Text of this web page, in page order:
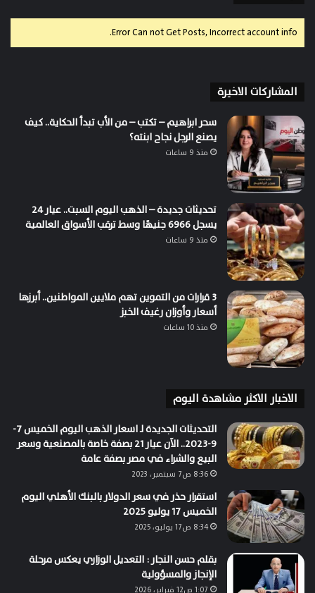
Error Can not Get Posts, Incorrect account info.
المشاركات الاخيرة
سحر ابراهيم – تكتب – من الأب تبدأ الحكاية.. كيف
يصنع الرجل نجاح ابنته؟
منذ 9 ساعات
تحديثات جديدة – الذهب اليوم السبت.. عيار 24
يسجل 6966 جنيهًا وسط ترقب الأسواق العالمية
منذ 9 ساعات
3 قرارات من التموين تهم ملايين المواطنين.. أبرزها
أسعار وأوزان رغيف الخبز
منذ 10 ساعات
الاخبار الاكثر مشاهدة اليوم
التحديثات الجديدة لـ اسعار الذهب اليوم الخميس 7-
9-2023.. الآن عيار 21 بصفة خاصة بالمصنعية وسعر
البيع والشراء في مصر بصفة عامة
8:36 ص7 سبتمبر، 2023
استقرار حذر في سعر الدولار بالبنك الأهلي اليوم
الخميس 17 يوليو 2025
8:34 ص17 يوليو، 2025
بقلم حسن النجار : التعديل الوزاري يعكس مرحلة
الإنجاز والمسؤولية
1:07 ص12 فبراير، 2026